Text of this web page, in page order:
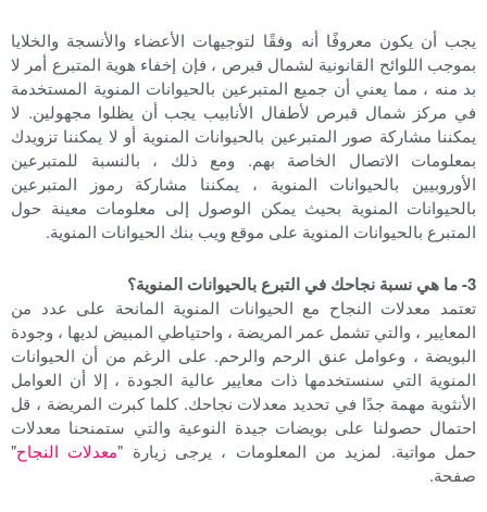
يجب أن يكون معروفًا أنه وفقًا لتوجيهات الأعضاء والأنسجة والخلايا
بموجب اللوائح القانونية لشمال قبرص ، فإن إخفاء هوية المتبرع أمر لا
بد منه ، مما يعني أن جميع المتبرعين بالحيوانات المنوية المستخدمة
في مركز شمال قبرص لأطفال الأنابيب يجب أن يظلوا مجهولين. لا
يمكننا مشاركة صور المتبرعين بالحيوانات المنوية أو لا يمكننا تزويدك
بمعلومات الاتصال الخاصة بهم. ومع ذلك ، بالنسبة للمتبرعين
الأوروبيين بالحيوانات المنوية ، يمكننا مشاركة رموز المتبرعين
بالحيوانات المنوية بحيث يمكن الوصول إلى معلومات معينة حول
المتبرع بالحيوانات المنوية على موقع ويب بنك الحيوانات المنوية.
3- ما هي نسبة نجاحك في التبرع بالحيوانات المنوية؟
تعتمد معدلات النجاح مع الحيوانات المنوية المانحة على عدد من
المعايير ، والتي تشمل عمر المريضة ، واحتياطي المبيض لديها ، وجودة
البويضة ، وعوامل عنق الرحم والرحم. على الرغم من أن الحيوانات
المنوية التي سنستخدمها ذات معايير عالية الجودة ، إلا أن العوامل
الأنثوية مهمة جدًا في تحديد معدلات نجاحك. كلما كبرت المريضة ، قل
احتمال حصولنا على بويضات جيدة النوعية والتي ستمنحنا معدلات
حمل مواتية. لمزيد من المعلومات ، يرجى زيارة "معدلات النجاح"
صفحة.